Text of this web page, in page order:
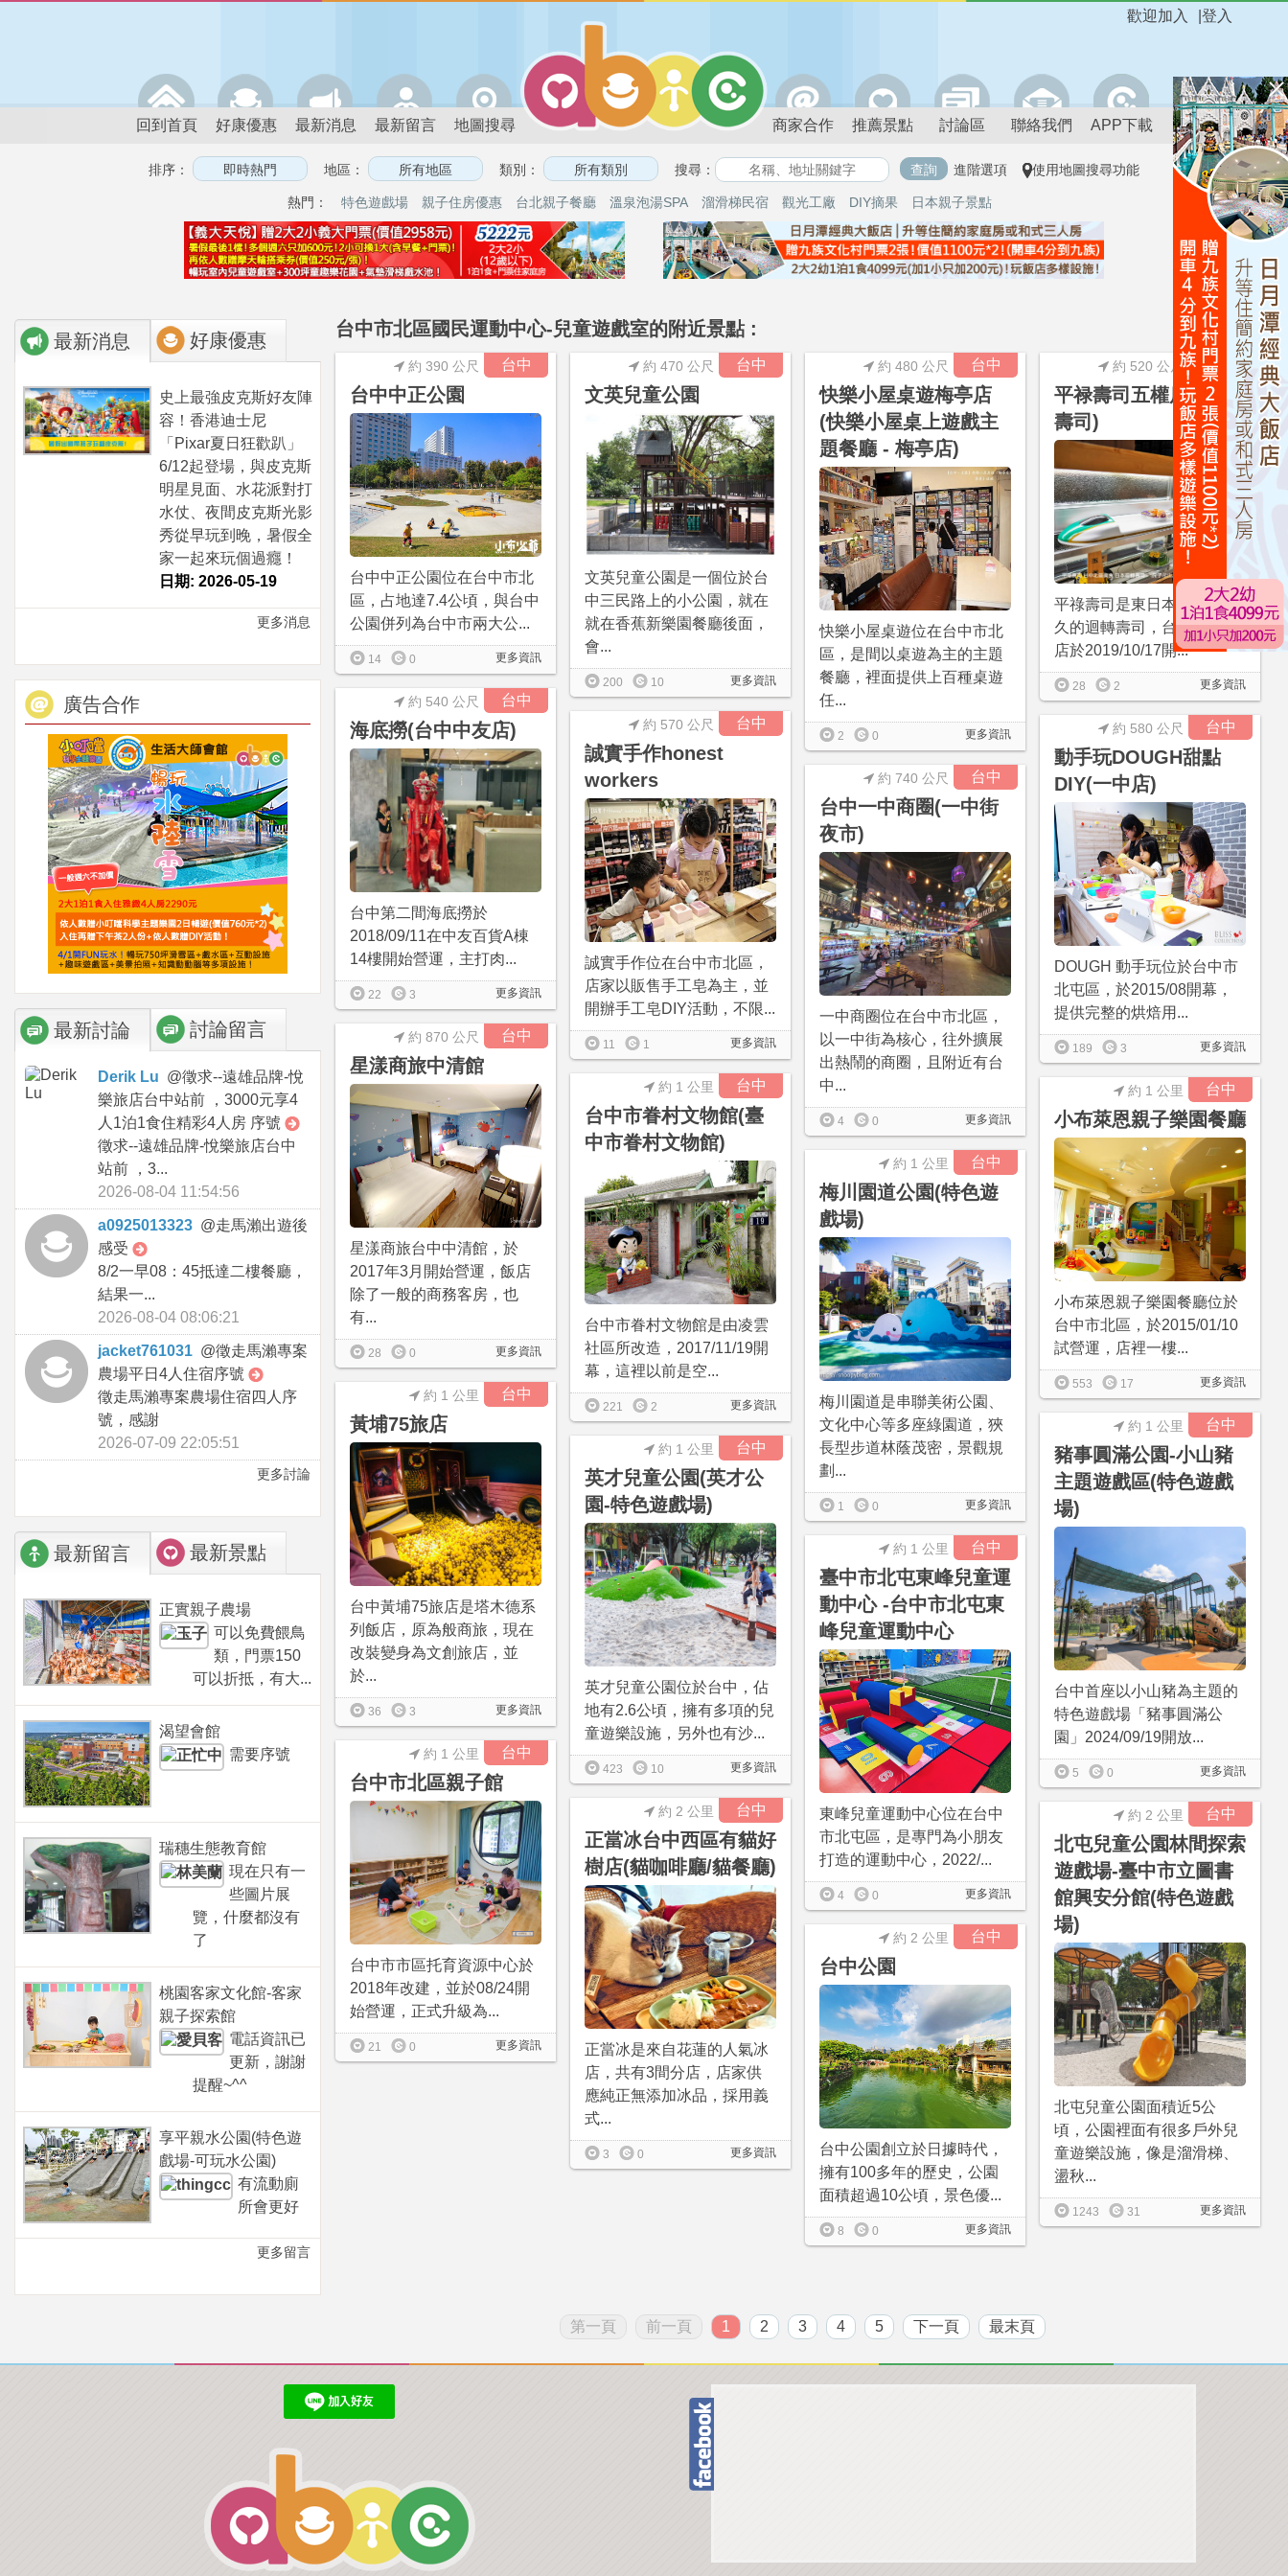
登入
歡迎加入
回到首頁 好康優惠 最新消息 最新留言 地圖搜尋 商家合作 推薦景點 討論區 聯絡我們 APP下載
排序： 地區： 類別： 搜尋： 進階選項 使用地圖搜尋功能
熱門： 特色遊戲場 親子住房優惠 台北親子餐廳 溫泉泡湯SPA 溜滑梯民宿 觀光工廠 DIY摘果 日本親子景點
最新消息 好康優惠
史上最強皮克斯好友陣
容！香港迪士尼
「Pixar夏日狂歡趴」
6/12起登場，與皮克斯
明星見面、水花派對打
水仗、夜間皮克斯光影
秀從早玩到晚，暑假全
家一起來玩個過癮！
日期: 2026-05-19
更多消息
廣告合作
最新討論 討論留言
Derik Lu @徵求--遠雄品牌-悅
樂旅店台中站前 ，3000元享4
人1泊1食住精彩4人房 序號
徵求--遠雄品牌-悅樂旅店台中
站前 ，3...
2026-08-04 11:54:56
a0925013323 @走馬瀨出遊後
感受
8/2一早08：45抵達二樓餐廳，
結果一...
2026-08-04 08:06:21
jacket761031 @徵走馬瀨專案
農場平日4人住宿序號
徵走馬瀨專案農場住宿四人序
號，感謝
2026-07-09 22:05:51
更多討論
最新留言 最新景點
正實親子農場
可以免費餵鳥
類，門票150
可以折抵，有大...
渴望會館
需要序號
瑞穗生態教育館
現在只有一
些圖片展
覽，什麼都沒有
了
桃園客家文化館-客家
親子探索館
電話資訊已
更新，謝謝
提醒~^^
享平親水公園(特色遊
戲場-可玩水公園)
有流動廁
所會更好
更多留言
台中市北區國民運動中心-兒童遊戲室的附近景點 : 進階搜尋
台中
約 390 公尺
台中中正公園
台中中正公園位在台中市北
區，占地達7.4公頃，與台中
公園併列為台中市兩大公...
更多資訊
14 0
台中
約 470 公尺
文英兒童公園
文英兒童公園是一個位於台
中三民路上的小公園，就在
就在香蕉新樂園餐廳後面，
會...
更多資訊
200 10
台中
約 480 公尺
快樂小屋桌遊梅亭店
(快樂小屋桌上遊戲主
題餐廳 - 梅亭店)
快樂小屋桌遊位在台中市北
區，是間以桌遊為主的主題
餐廳，裡面提供上百種桌遊
任...
更多資訊
2 0
台中
約 520 公尺
平禄壽司五權店(平祿
壽司)
平祿壽司是東日本歷史最悠
久的迴轉壽司，台灣首間分
店於2019/10/17開...
更多資訊
28 2
台中
約 540 公尺
海底撈(台中中友店)
台中第二間海底撈於
2018/09/11在中友百貨A棟
14樓開始營運，主打肉...
更多資訊
22 3
台中
約 570 公尺
誠實手作honest
workers
誠實手作位在台中市北區，
店家以販售手工皂為主，並
開辦手工皂DIY活動，不限...
更多資訊
11 1
台中
約 580 公尺
動手玩DOUGH甜點
DIY(一中店)
DOUGH 動手玩位於台中市
北屯區，於2015/08開幕，
提供完整的烘焙用...
更多資訊
189 3
台中
約 740 公尺
台中一中商圈(一中街
夜市)
一中商圈位在台中市北區，
以一中街為核心，往外擴展
出熱鬧的商圈，且附近有台
中...
更多資訊
4 0
台中
約 870 公尺
星漾商旅中清館
星漾商旅台中中清館，於
2017年3月開始營運，飯店
除了一般的商務客房，也
有...
更多資訊
28 0
台中
約 1 公里
台中市眷村文物館(臺
中市眷村文物館)
台中市眷村文物館是由凌雲
社區所改造，2017/11/19開
幕，這裡以前是空...
更多資訊
221 2
台中
約 1 公里
小布萊恩親子樂園餐廳
小布萊恩親子樂園餐廳位於
台中市北區，於2015/01/10
試營運，店裡一樓...
更多資訊
553 17
台中
約 1 公里
梅川園道公園(特色遊
戲場)
梅川園道是串聯美術公園、
文化中心等多座綠園道，狹
長型步道林蔭茂密，景觀規
劃...
更多資訊
1 0
台中
約 1 公里
黃埔75旅店
台中黃埔75旅店是塔木德系
列飯店，原為般商旅，現在
改裝變身為文創旅店，並
於...
更多資訊
36 3
台中
約 1 公里
豬事圓滿公園-小山豬
主題遊戲區(特色遊戲
場)
台中首座以小山豬為主題的
特色遊戲場「豬事圓滿公
園」2024/09/19開放...
更多資訊
5 0
台中
約 1 公里
英才兒童公園(英才公
園-特色遊戲場)
英才兒童公園位於台中，佔
地有2.6公頃，擁有多項的兒
童遊樂設施，另外也有沙...
更多資訊
423 10
台中
約 1 公里
臺中市北屯東峰兒童運
動中心 -台中市北屯東
峰兒童運動中心
東峰兒童運動中心位在台中
市北屯區，是專門為小朋友
打造的運動中心，2022/...
更多資訊
4 0
台中
約 1 公里
台中市北區親子館
台中市市區托育資源中心於
2018年改建，並於08/24開
始營運，正式升級為...
更多資訊
21 0
台中
約 2 公里
正當冰台中西區有貓好
樹店(貓咖啡廳/貓餐廳)
正當冰是來自花蓮的人氣冰
店，共有3間分店，店家供
應純正無添加冰品，採用義
式...
更多資訊
3 0
台中
約 2 公里
北屯兒童公園林間探索
遊戲場-臺中市立圖書
館興安分館(特色遊戲
場)
北屯兒童公園面積近5公
頃，公園裡面有很多戶外兒
童遊樂設施，像是溜滑梯、
盪秋...
更多資訊
1243 31
台中
約 2 公里
台中公園
台中公園創立於日據時代，
擁有100多年的歷史，公園
面積超過10公頃，景色優...
更多資訊
8 0
第一頁 前一頁 1 2 3 4 5 下一頁 最末頁